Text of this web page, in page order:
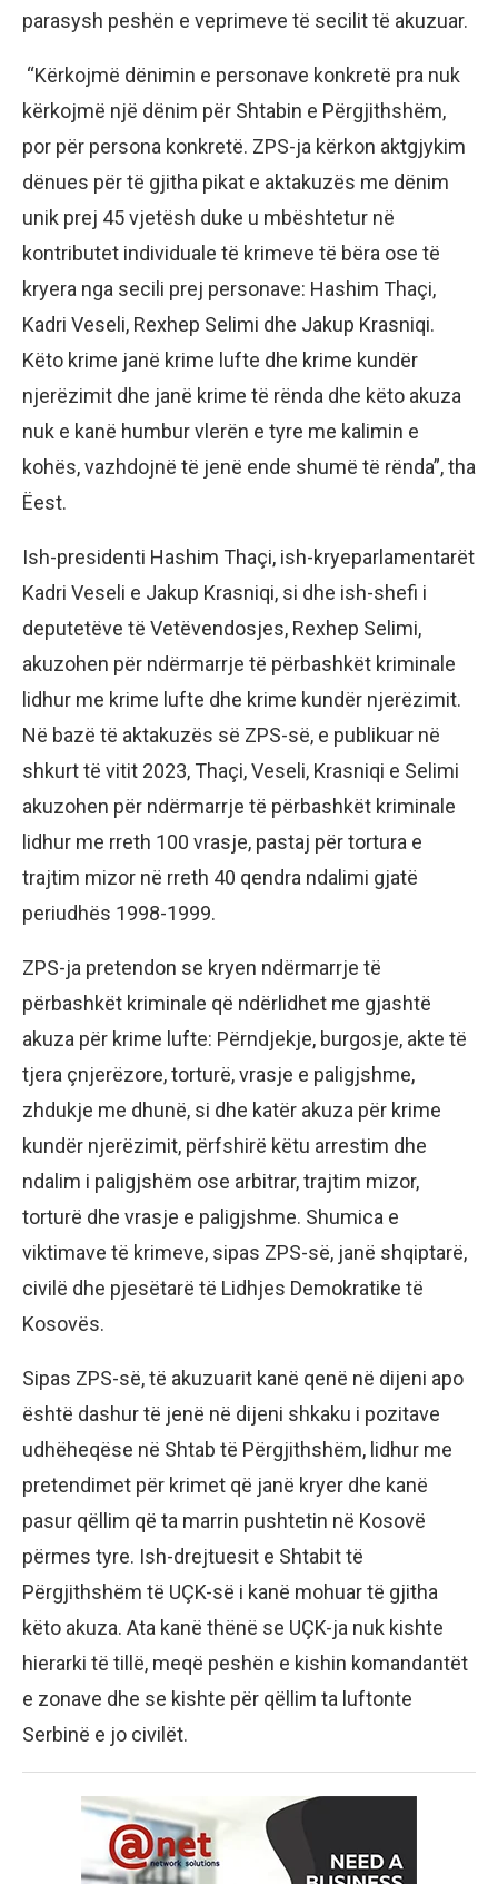
parasysh peshën e veprimeve të secilit të akuzuar.
“Kërkojmë dënimin e personave konkretë pra nuk
kërkojmë një dënim për Shtabin e Përgjithshëm,
por për persona konkretë. ZPS-ja kërkon aktgjykim
dënues për të gjitha pikat e aktakuzës me dënim
unik prej 45 vjetësh duke u mbështetur në
kontributet individuale të krimeve të bëra ose të
kryera nga secili prej personave: Hashim Thaçi,
Kadri Veseli, Rexhep Selimi dhe Jakup Krasniqi.
Këto krime janë krime lufte dhe krime kundër
njerëzimit dhe janë krime të rënda dhe këto akuza
nuk e kanë humbur vlerën e tyre me kalimin e
kohës, vazhdojnë të jenë ende shumë të rënda”, tha
Ëest.
Ish-presidenti Hashim Thaçi, ish-kryeparlamentarët
Kadri Veseli e Jakup Krasniqi, si dhe ish-shefi i
deputetëve të Vetëvendosjes, Rexhep Selimi,
akuzohen për ndërmarrje të përbashkët kriminale
lidhur me krime lufte dhe krime kundër njerëzimit.
Në bazë të aktakuzës së ZPS-së, e publikuar në
shkurt të vitit 2023, Thaçi, Veseli, Krasniqi e Selimi
akuzohen për ndërmarrje të përbashkët kriminale
lidhur me rreth 100 vrasje, pastaj për tortura e
trajtim mizor në rreth 40 qendra ndalimi gjatë
periudhës 1998-1999.
ZPS-ja pretendon se kryen ndërmarrje të
përbashkët kriminale që ndërlidhet me gjashtë
akuza për krime lufte: Përndjekje, burgosje, akte të
tjera çnjerëzore, torturë, vrasje e paligjshme,
zhdukje me dhunë, si dhe katër akuza për krime
kundër njerëzimit, përfshirë këtu arrestim dhe
ndalim i paligjshëm ose arbitrar, trajtim mizor,
torturë dhe vrasje e paligjshme. Shumica e
viktimave të krimeve, sipas ZPS-së, janë shqiptarë,
civilë dhe pjesëtarë të Lidhjes Demokratike të
Kosovës.
Sipas ZPS-së, të akuzuarit kanë qenë në dijeni apo
është dashur të jenë në dijeni shkaku i pozitave
udhëheqëse në Shtab të Përgjithshëm, lidhur me
pretendimet për krimet që janë kryer dhe kanë
pasur qëllim që ta marrin pushtetin në Kosovë
përmes tyre. Ish-drejtuesit e Shtabit të
Përgjithshëm të UÇK-së i kanë mohuar të gjitha
këto akuza. Ata kanë thënë se UÇK-ja nuk kishte
hierarki të tillë, meqë peshën e kishin komandantët
e zonave dhe se kishte për qëllim ta luftonte
Serbinë e jo civilët.